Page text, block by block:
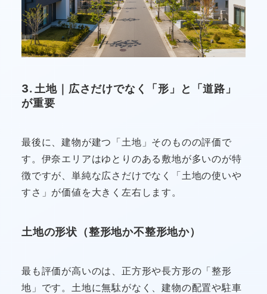
3. 土地｜広さだけでなく「形」と「道路」
が重要
最後に、建物が建つ「土地」そのものの評価で
す。伊奈エリアはゆとりのある敷地が多いのが特
徴ですが、単純な広さだけでなく「土地の使いや
すさ」が価値を大きく左右します。
土地の形状（整形地か不整形地か）
最も評価が高いのは、正方形や長方形の「整形
地」です。土地に無駄がなく、建物の配置や駐車